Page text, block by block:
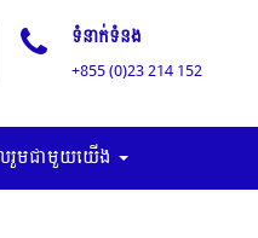
ទំនាក់ទំនង
+855 (0)23 214 152
រួមជាមួយយើង